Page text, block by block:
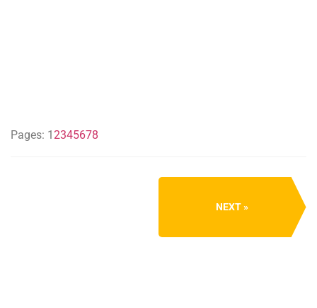
Pages: 12345678
NEXT